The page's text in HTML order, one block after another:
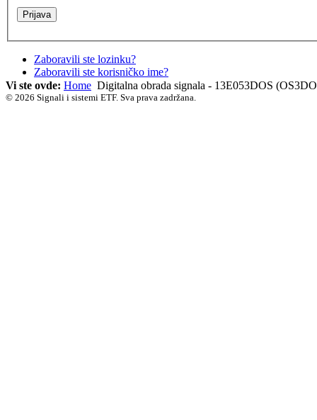
Zaboravili ste lozinku?
Zaboravili ste korisničko ime?
Vi ste ovde: Home Digitalna obrada signala - 13E053DOS
© 2026 Signali i sistemi ETF. Sva prava zadržana.